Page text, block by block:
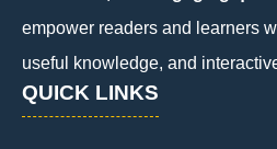
empower readers and learners
useful knowledge, and
QUICK LINKS